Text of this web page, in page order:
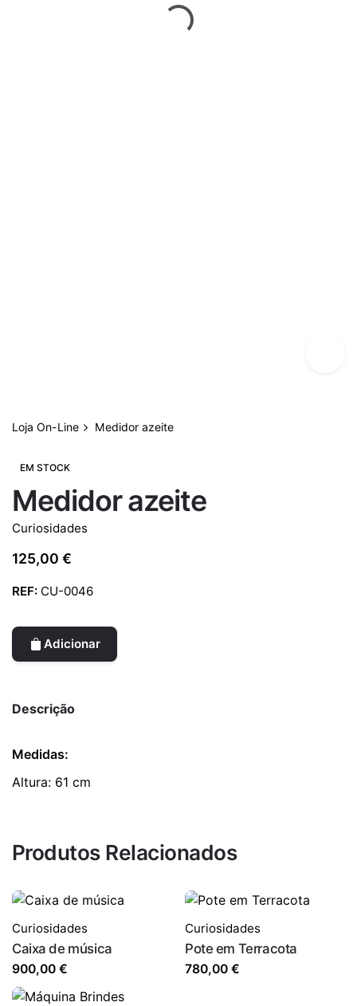
Loja On-Line Medidor azeite
EM STOCK
Medidor azeite
Curiosidades
125,00 €
REF: CU-0046
Adicionar
Descrição
Medidas:
Altura: 61 cm
Produtos Relacionados
Curiosidades
Caixa de música
900,00 €
Curiosidades
Pote em Terracota
780,00 €